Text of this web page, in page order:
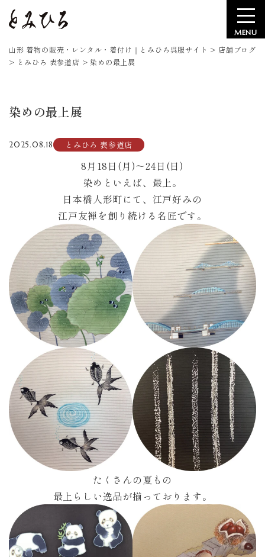
MENU
山形 着物の販売・レンタル・着付け｜とみひろ呉服サイト > 店舗ブログ
> とみひろ 表参道店 >染めの最上展
染めの最上展
2025.08.18 とみひろ 表参道店
8月18日(月)〜24日(日)
染めといえば、最上。
日本橋人形町にて、江戸好みの
江戸友禅を創り続ける名匠です。
たくさんの夏もの
最上らしい逸品が揃っております。